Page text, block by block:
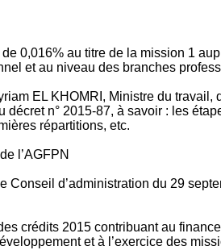
0,016% au titre de la mission 1
et au niveau des branches
EL KHOMRI, Ministre du
n° 2015-87, à savoir : les
répartitions, etc.
l’AGFPN
d’administration du 29
crédits 2015 contribuant au
et à l’exercice des